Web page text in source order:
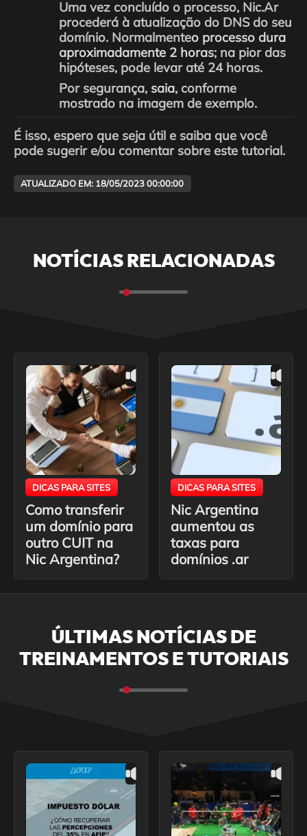
Uma vez concluído o processo, Nic.Ar
procederá à atualização do DNS do seu
domínio. Normalmenteo processo dura
aproximadamente 2 horas; na pior das
hipóteses, pode levar até 24 horas.
Por segurança, saia, conforme
mostrado na imagem de exemplo.
É isso, espero que seja útil e saiba que você
pode sugerir e/ou comentar sobre este tutorial.
ATUALIZADO EM: 18/05/2023 00:00:00
NOTÍCIAS RELACIONADAS
DICAS PARA SITES
Como transferir
um domínio para
outro CUIT na
Nic Argentina?
DICAS PARA SITES
Nic Argentina
aumentou as
taxas para
domínios .ar
ÚLTIMAS NOTÍCIAS DE
TREINAMENTOS E TUTORIAIS